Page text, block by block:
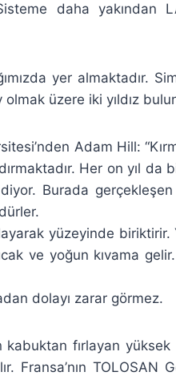
daha yakından
yer almaktadır.
üzere iki yıldız
Adam Hill:
Her on yıl da
Burada
yüzeyinde biriktirir.
ve yoğun kıvama
dolayı zarar görmez.
fırlayan yüksek
Fransa’nın TOLOSAN